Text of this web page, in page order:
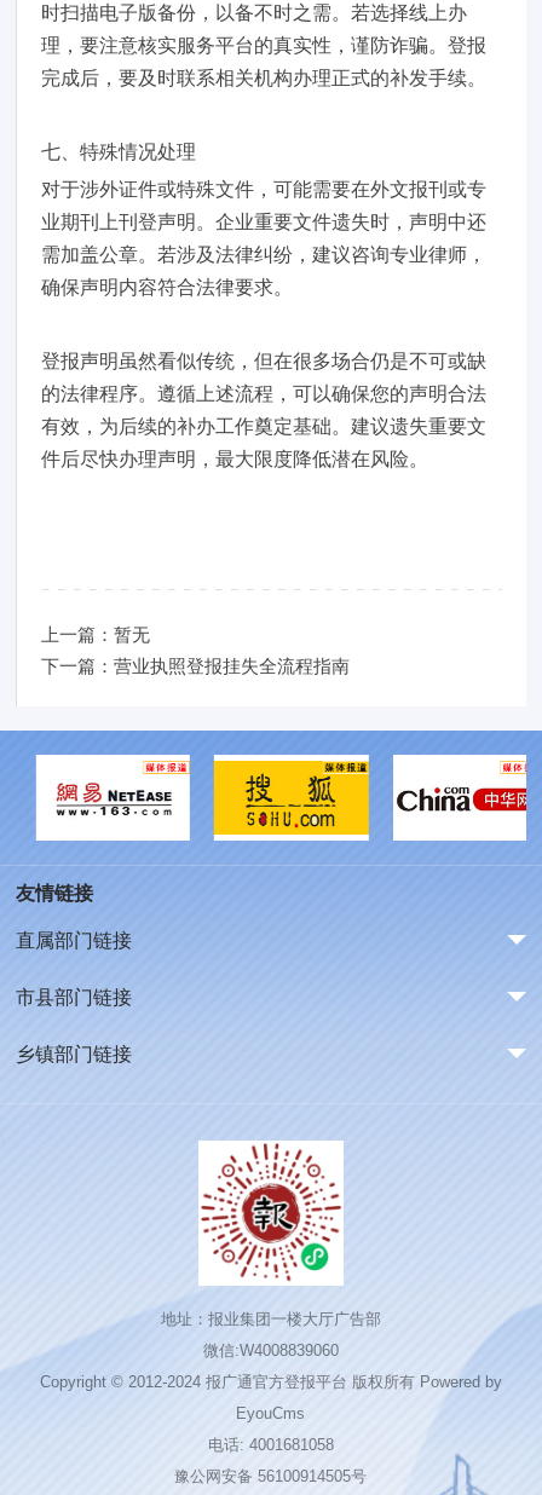
时扫描电子版备份，以备不时之需。若选择线上办
理，要注意核实服务平台的真实性，谨防诈骗。登报
完成后，要及时联系相关机构办理正式的补发手续。
七、特殊情况处理
对于涉外证件或特殊文件，可能需要在外文报刊或专
业期刊上刊登声明。企业重要文件遗失时，声明中还
需加盖公章。若涉及法律纠纷，建议咨询专业律师，
确保声明内容符合法律要求。
登报声明虽然看似传统，但在很多场合仍是不可或缺
的法律程序。遵循上述流程，可以确保您的声明合法
有效，为后续的补办工作奠定基础。建议遗失重要文
件后尽快办理声明，最大限度降低潜在风险。
上一篇：暂无
下一篇：营业执照登报挂失全流程指南
友情链接
直属部门链接
市县部门链接
乡镇部门链接
地址：报业集团一楼大厅广告部
微信:W4008839060
Copyright © 2012-2024 报广通官方登报平台 版权所有Powered by
EyouCms
电话: 4001681058
豫公网安备 56100914505号